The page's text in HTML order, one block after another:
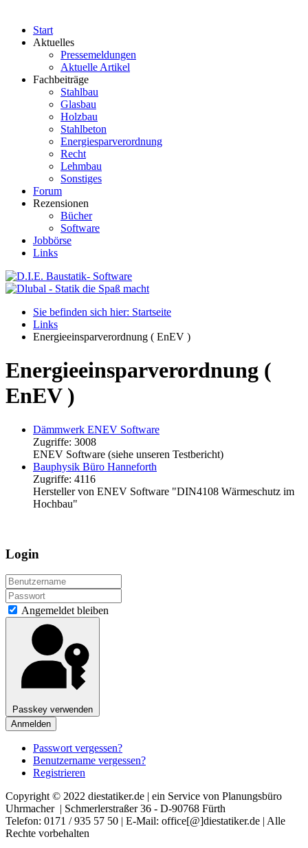
Start
Aktuelles
Pressemeldungen
Aktuelle Artikel
Fachbeiträge
Stahlbau
Glasbau
Holzbau
Stahlbeton
Energiesparverordnung
Recht
Lehmbau
Sonstiges
Forum
Rezensionen
Bücher
Software
Jobbörse
Links
Sie befinden sich hier: Startseite
Links
Energieeinsparverordnung ( EnEV )
Energieeinsparverordnung (
EnEV )
Dämmwerk ENEV Software
Zugriffe: 3008
ENEV Software (siehe unseren Testbericht)
Bauphysik Büro Hanneforth
Zugriffe: 4116
Hersteller von ENEV Software "DIN4108 Wärmeschutz im
Hochbau"
Login
Angemeldet bleiben
Passkey verwenden
Anmelden
Passwort vergessen?
Benutzername vergessen?
Registrieren
Copyright © 2022 diestatiker.de | ein Service von Planungsbüro
Uhrmacher | Schmerlerstraßer 36 - D-90768 Fürth
Telefon: 0171 / 935 57 50 | E-Mail: office[@]diestatiker.de | Alle
Rechte vorbehalten